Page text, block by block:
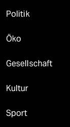
Politik
Öko
Gesellschaft
Kultur
Sport